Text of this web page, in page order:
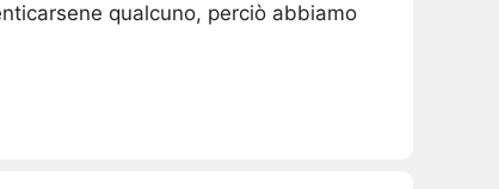
qualcuno, perciò abbiamo